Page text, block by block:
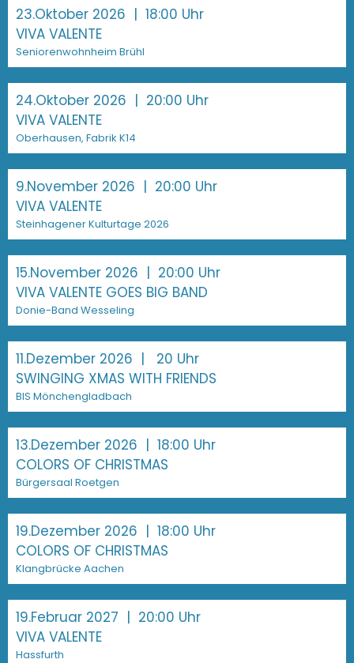
23.Oktober 2026 | 18:00 Uhr
VIVA VALENTE
Seniorenwohnheim Brühl
24.Oktober 2026 | 20:00 Uhr
VIVA VALENTE
Oberhausen, Fabrik K14
9.November 2026 | 20:00 Uhr
VIVA VALENTE
Steinhagener Kulturtage 2026
15.November 2026 | 20:00 Uhr
VIVA VALENTE GOES BIG BAND
Donie-Band Wesseling
11.Dezember 2026 | 20 Uhr
SWINGING XMAS WITH FRIENDS
BIS Mönchengladbach
13.Dezember 2026 | 18:00 Uhr
COLORS OF CHRISTMAS
Bürgersaal Roetgen
19.Dezember 2026 | 18:00 Uhr
COLORS OF CHRISTMAS
Klangbrücke Aachen
19.Februar 2027 | 20:00 Uhr
VIVA VALENTE
Hassfurth